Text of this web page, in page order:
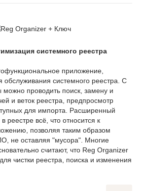
системного реестра
приложение,
обслуживания системного реестра. С
проводить поиск, замену и
и веток реестра, предпросмотр
для импорта. Расширенный
реестре всё, что относится к
позволяя таким образом
не оставляя "мусора". Многие
считают, что Reg Organizer
чистки реестра, поиска и изменения